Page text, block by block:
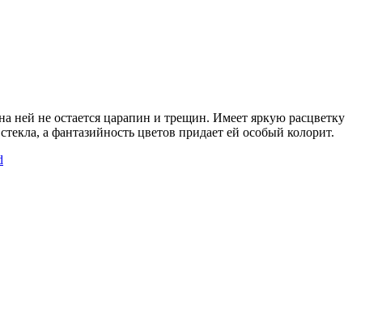
ней не остается царапин и трещин. Имеет яркую расцветку
а фантазийность цветов придает ей особый колорит.